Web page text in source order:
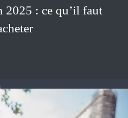
2025 : ce qu’il faut